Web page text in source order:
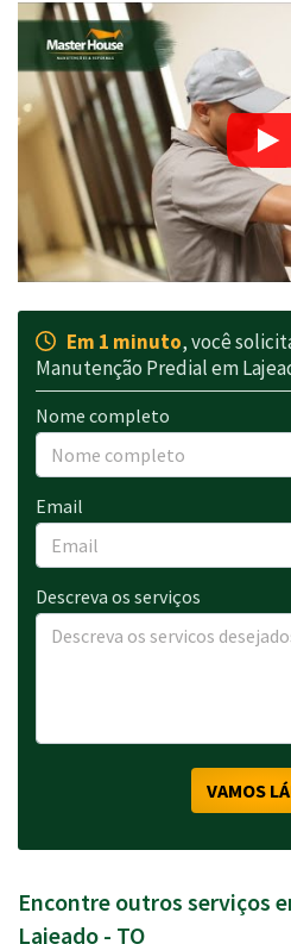
Em 1 minuto, você
Manutenção Predial em
Nome completo
Email
Descreva os serviços
VAMOS
Encontre outros serviços
Lajeado - TO